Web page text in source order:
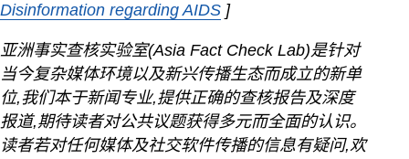
Disinformation regarding AIDS Opens in new window
]
亚洲事实查核实验室(Asia Fact Check Lab)是针对
当今复杂媒体环境以及新兴传播生态而成立的新单
位,我们本于新闻专业,提供正确的查核报告及深度
报道,期待读者对公共议题获得多元而全面的认识。
读者若对任何媒体及社交软件传播的信息有疑问,欢